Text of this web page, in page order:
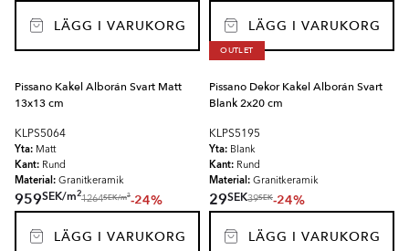
LÄGG I VARUKORG LÄGG I VARUKORG
Pissano Kakel Alborán Svart Matt
13x13 cm
KLPS5064
Yta: Matt
Kant: Rund
Material: Granitkeramik
959SEK/m2
1264SEK/m2-24%
LÄGG I VARUKORG
OUTLET
Pissano Dekor Kakel Alborán Svart
Blank 2x20 cm
KLPS5195
Yta: Blank
Kant: Rund
Material: Granitkeramik
29SEK39SEK-24%
LÄGG I VARUKORG